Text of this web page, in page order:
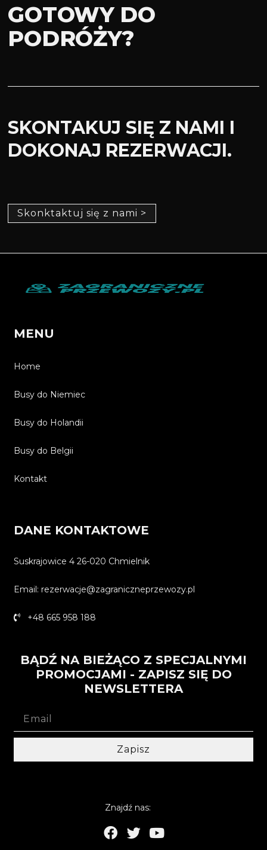
GOTOWY DO
PODRÓŻY?
SKONTAKUJ SIĘ Z NAMI I
DOKONAJ REZERWACJI.
Skonktaktuj się z nami >
MENU
Home
Busy do Niemiec
Busy do Holandii
Busy do Belgii
Kontakt
DANE KONTAKTOWE
Suskrajowice 4 26-020 Chmielnik
Email: rezerwacje@zagraniczneprzewozy.pl
+48 665 958 188
BĄDŹ NA BIEŻĄCO Z SPECJALNYMI
PROMOCJAMI - ZAPISZ SIĘ DO
NEWSLETTERA
Zapisz
Znajdź nas: